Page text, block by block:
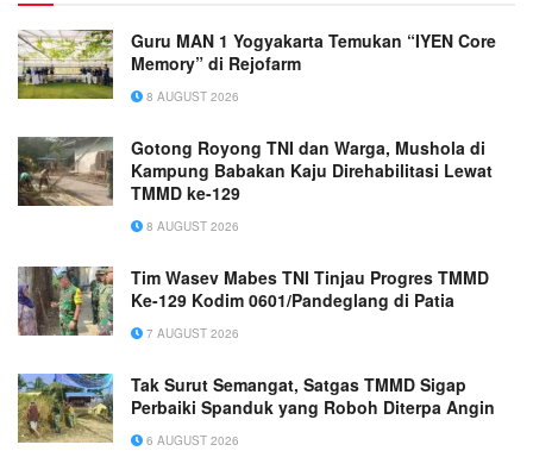
Guru MAN 1 Yogyakarta Temukan “IYEN Core
Memory” di Rejofarm
8 AUGUST 2026
Gotong Royong TNI dan Warga, Mushola di
Kampung Babakan Kaju Direhabilitasi Lewat
TMMD ke-129
8 AUGUST 2026
Tim Wasev Mabes TNI Tinjau Progres TMMD
Ke-129 Kodim 0601/Pandeglang di Patia
7 AUGUST 2026
Tak Surut Semangat, Satgas TMMD Sigap
Perbaiki Spanduk yang Roboh Diterpa Angin
6 AUGUST 2026